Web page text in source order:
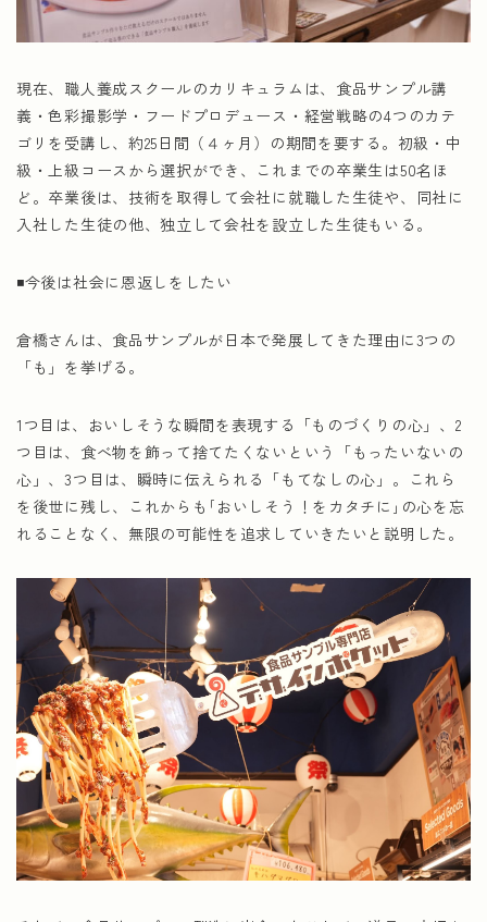
現在、職人養成スクールのカリキュラムは、食品サンプル講
義・色彩撮影学・フードプロデュース・経営戦略の4つのカテ
ゴリを受講し、約25日間（４ヶ月）の期間を要する。初級・中
級・上級コースから選択ができ、これまでの卒業生は50名ほ
ど。卒業後は、技術を取得して会社に就職した生徒や、同社に
入社した生徒の他、独立して会社を設立した生徒もいる。
◾️今後は社会に恩返しをしたい
倉橋さんは、食品サンプルが日本で発展してきた理由に3つの
「も」を挙げる。
1つ目は、おいしそうな瞬間を表現する「ものづくりの心」、2
つ目は、食べ物を飾って捨てたくないという「もったいないの
心」、3つ目は、瞬時に伝えられる「もてなしの心」。これら
を後世に残し、​これからも｢おいしそう！をカタチに｣の心を忘
れることなく、無限の可能性を追求していきたいと説明した。